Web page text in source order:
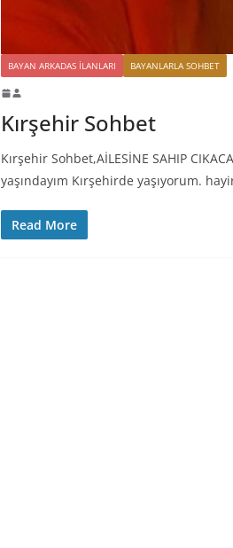
BAYAN ARKADAS ILANLARI BAYANLARLA SOHBET
Kırşehir Sohbet
Kırşehir Sohbet,AİLESİNE SAHIP
yaşındayım Kırşehirde yaşıyorum.
Read More